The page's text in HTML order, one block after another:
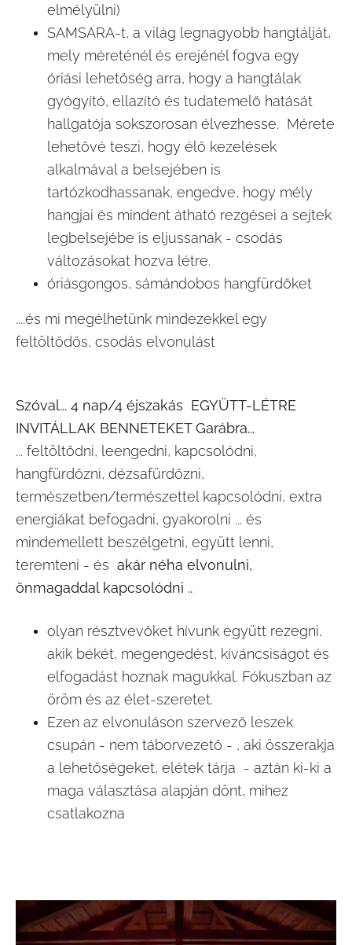
elmélyülni)
SAMSARA-t, a világ legnagyobb hangtálját,
mely méreténél és erejénél fogva egy
óriási lehetőség arra, hogy a hangtálak
gyógyító, ellazító és tudatemelő hatását
hallgatója sokszorosan élvezhesse. Mérete
lehetővé teszi, hogy élő kezelések
alkalmával a belsejében is
tartózkodhassanak, engedve, hogy mély
hangjai és mindent átható rezgései a sejtek
legbelsejébe is eljussanak - csodás
változásokat hozva létre.
óriásgongos, sámándobos hangfürdőket
....és mi megélhetünk mindezekkel egy
feltöltődős, csodás elvonulást
Szóval... 4 nap/4 éjszakás EGYÜTT-LÉTRE
INVITÁLLAK BENNETEKET Garábra...
... feltöltődni, leengedni, kapcsolódni,
hangfürdőzni, dézsafürdőzni,
természetben/természettel kapcsolódni, extra
energiákat befogadni, gyakorolni ... és
mindemellett beszélgetni, együtt lenni,
teremteni - és akár néha elvonulni,
önmagaddal kapcsolódni ..
olyan résztvevőket hívunk együtt rezegni,
akik békét, megengedést, kíváncsiságot és
elfogadást hoznak magukkal. Fókuszban az
öröm és az élet-szeretet.
Ezen az elvonuláson szervező leszek
csupán - nem táborvezető - , aki összerakja
a lehetőségeket, elétek tárja - aztán ki-ki a
maga választása alapján dönt, mihez
csatlakozna